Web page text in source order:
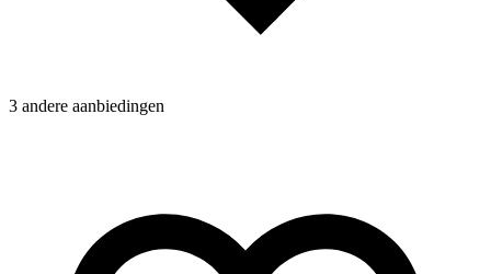
3 andere aanbiedingen